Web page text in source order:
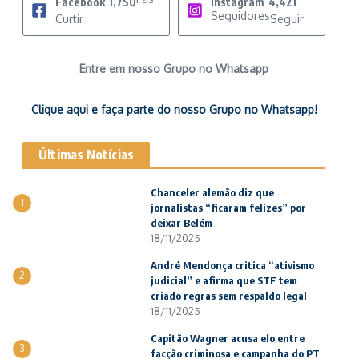
Curtir
SeguidoresSeguir
Entre em nosso Grupo no Whatsapp
Clique aqui e faça parte do nosso Grupo no Whatsapp!
Últimas Notícias
1
Chanceler alemão diz que
jornalistas “ficaram felizes” por
deixar Belém
18/11/2025
2
André Mendonça critica “ativismo
judicial” e afirma que STF tem
criado regras sem respaldo legal
18/11/2025
3
Capitão Wagner acusa elo entre
facção criminosa e campanha do PT